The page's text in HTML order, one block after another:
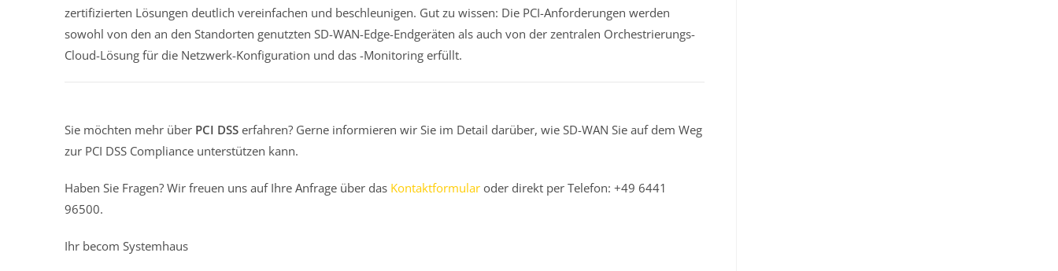
zertifizierten Lösungen deutlich vereinfachen und beschleunigen. Gut zu wissen: Die PCI-Anforderungen werden
sowohl von den an den Standorten genutzten SD-WAN-Edge-Endgeräten als auch von der zentralen Orchestrierungs-
Cloud-Lösung für die Netzwerk-Konfiguration und das -Monitoring erfüllt.
Sie möchten mehr über PCI DSS erfahren? Gerne informieren wir Sie im Detail darüber, wie SD-WAN Sie auf dem Weg
zur PCI DSS Compliance unterstützen kann.
Haben Sie Fragen? Wir freuen uns auf Ihre Anfrage über das Kontaktformular oder direkt per Telefon: +49 6441
96500.
Ihr becom Systemhaus